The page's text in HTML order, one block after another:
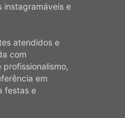
instagramáveis e
atendidos e
com
em
festas e